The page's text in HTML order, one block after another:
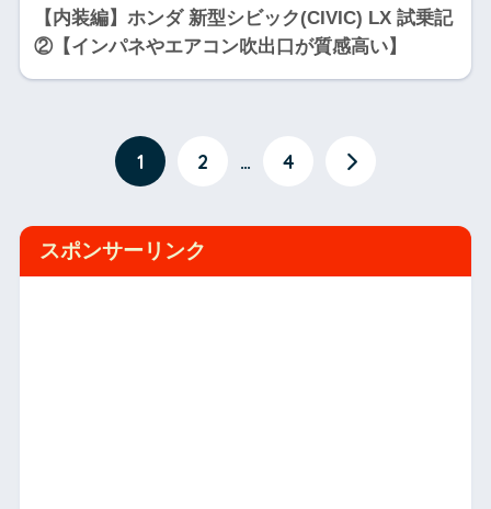
【内装編】ホンダ 新型シビック(CIVIC) LX 試乗記
②【インパネやエアコン吹出口が質感高い】
1 2 … 4
スポンサーリンク